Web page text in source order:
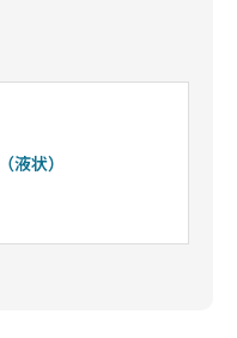
液状）